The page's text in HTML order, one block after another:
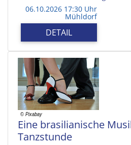
06.10.2026 17:30 Uhr
Mühldorf
DETAIL
Eine brasilianische
Tanzstunde